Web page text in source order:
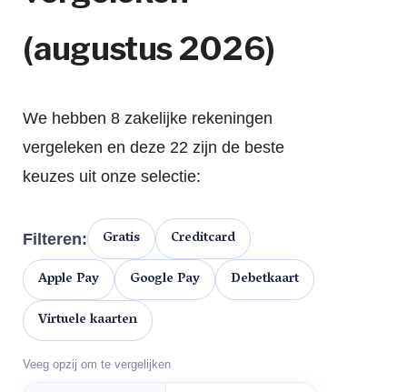
(augustus 2026)
We hebben 8 zakelijke rekeningen
vergeleken en deze 22 zijn de beste
keuzes uit onze selectie:
Filteren: Gratis
Creditcard
Apple Pay
Google Pay
Debetkaart
Virtuele kaarten
Veeg opzij om te vergelijken